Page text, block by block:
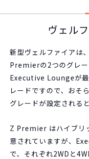
ヴェル
新型ヴェルファイア
Premierの2つのグレー
Executive Loungeが
レードですので、おそ
グレードが設定される
Z Premier はハイブリ
意されていますが、
で、それぞれ2WDと